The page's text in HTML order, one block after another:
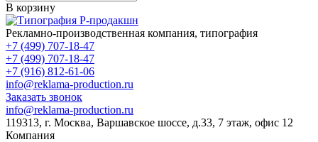
В корзину
Рекламно-производственная компания, типография
+7 (499) 707-18-47
+7 (499) 707-18-47
+7 (916) 812-61-06
info@reklama-production.ru
Заказать звонок
info@reklama-production.ru
119313, г. Москва, Варшавское шоссе, д.33, 7 этаж, офис 12
Компания